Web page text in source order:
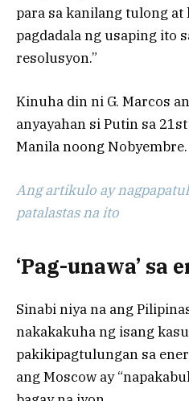
para sa kanilang tulong at
pagdadala ng usaping ito
resolusyon.”
Kinuha din ni G. Marcos
anyayahan si Putin sa
Manila noong Nobyembre.
Ang artikulo ay
patalastas na ito
‘Pag-unawa’ sa
Sinabi niya na ang
nakakakuha ng isang
pakikipagtulungan sa
ang Moscow ay